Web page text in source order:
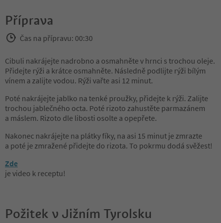
Příprava
Čas na přípravu: 00:30
Cibuli nakrájejte nadrobno a osmahněte v hrnci s trochou oleje.
Přidejte rýži a krátce osmahněte. Následně podlijte rýži bílým
vínem a zalijte vodou. Rýži vařte asi 12 minut.
Poté nakrájejte jablko na tenké proužky, přidejte k rýži. Zalijte
trochou jablečného octa. Poté rizoto zahustěte parmazánem
a máslem. Rizoto dle libosti osolte a opepřete.
Nakonec nakrájejte na plátky fíky, na asi 15 minut je zmrazte
a poté je zmražené přidejte do rizota. To pokrmu dodá svěžest!
Zde
je video k receptu!
Požitek v Jižním Tyrolsku